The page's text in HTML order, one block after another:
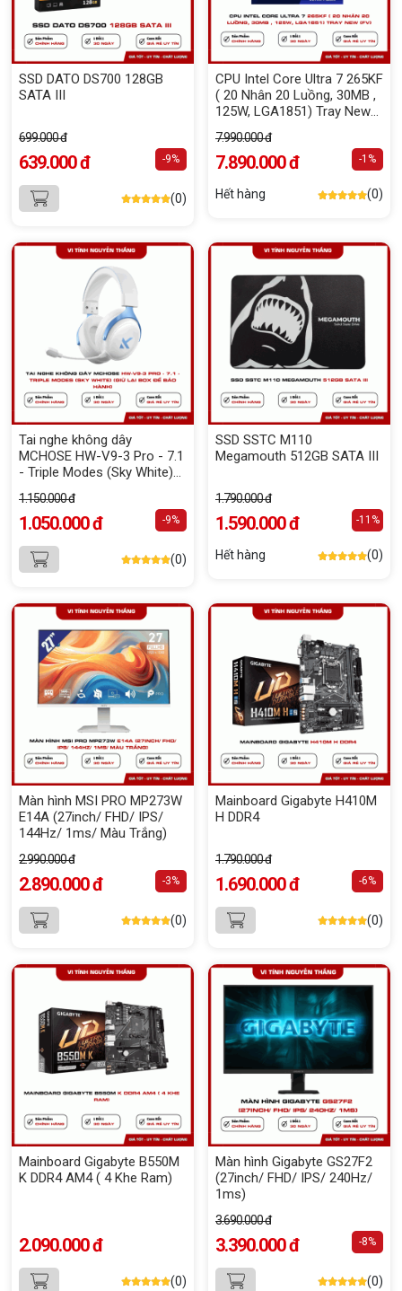
SSD DATO DS700 128GB
SATA III
699.000 đ
639.000 đ -9%
(0)
CPU Intel Core Ultra 7 265KF
( 20 Nhân 20 Luồng, 30MB ,
125W, LGA1851) Tray New
7.990.000 đ
7.890.000 đ -1%
Hết hàng (0)
Tai nghe không dây
MCHOSE HW-V9-3 Pro - 7.1
- Triple Modes (Sky White)
1.150.000 đ
1.050.000 đ -9%
(0)
SSD SSTC M110
Megamouth 512GB SATA III
1.790.000 đ
1.590.000 đ -11%
Hết hàng (0)
Màn hình MSI PRO MP273W
E14A (27inch/ FHD/ IPS/
144Hz/ 1ms/ Màu Trắng)
2.990.000 đ
2.890.000 đ -3%
(0)
Mainboard Gigabyte H410M
H DDR4
1.790.000 đ
1.690.000 đ -6%
(0)
Mainboard Gigabyte B550M
K DDR4 AM4 ( 4 Khe Ram)
2.090.000 đ
(0)
Màn hình Gigabyte GS27F2
(27inch/ FHD/ IPS/ 240Hz/
1ms)
3.690.000 đ
3.390.000 đ -8%
(0)